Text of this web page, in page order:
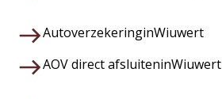
AutoverzekeringinWiuwert
AOV direct afsluiteninWiuwert